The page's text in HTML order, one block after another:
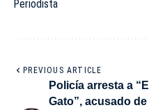
Periodista
PREVIOUS ARTICLE
Policía arresta a “El
Gato”, acusado de